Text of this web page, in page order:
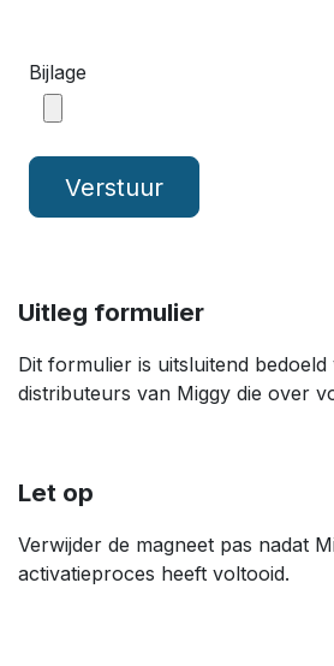
Bijlage
Verstuur
Uitleg formulier
Dit formulier is uitsluitend bedoeld
distributeurs van Miggy die over
Let op
Verwijder de magneet pas nadat
activatieproces heeft voltooid.